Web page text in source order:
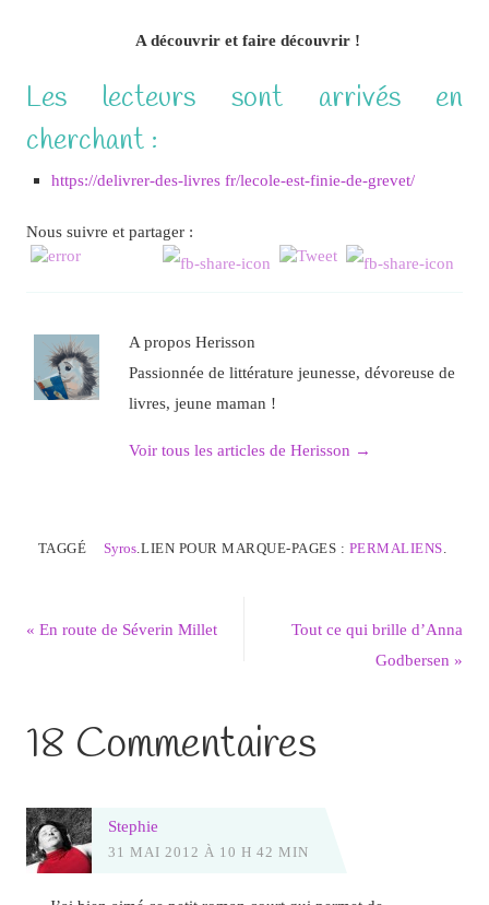
A découvrir et faire découvrir !
Les lecteurs sont arrivés en
cherchant :
https://delivrer-des-livres fr/lecole-est-finie-de-grevet/
Nous suivre et partager :
A propos Herisson
Passionnée de littérature jeunesse, dévoreuse de
livres, jeune maman !
Voir tous les articles de Herisson →
TAGGÉ Syros.LIEN POUR MARQUE-PAGES : PERMALIENS.
« En route de Séverin Millet
Tout ce qui brille d’Anna
Godbersen»
18 Commentaires
Stephie
31 MAI 2012 À 10 H 42 MIN